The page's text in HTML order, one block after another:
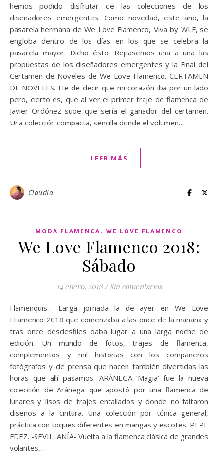
hemos podido disfrutar de las colecciones de los
diseñadores emergentes. Como novedad, este año, la
pasarela hermana de We Love Flamenco, Viva by WLF, se
engloba dentro de los días en los que se celebra la
pasarela mayor. Dicho ésto. Repasemos una a una las
propuestas de los diseñadores emergentes y la Final del
Certamen de Noveles de We Love Flamenco. CERTAMEN
DE NOVELES. He de decir que mi corazón iba por un lado
pero, cierto es, que al ver el primer traje de flamenca de
Javier Ordóñez supe que sería el ganador del certamen.
Una colección compacta, sencilla donde el volumen…
LEER MÁS
Claudia
MODA FLAMENCA, WE LOVE FLAMENCO
We Love Flamenco 2018:
Sábado
14 enero, 2018 / Sin comentarios
Flamenquis… Larga jornada la de ayer en We Love
FLamenco 2018 que comenzaba a las once de la mañana y
tras once desdesfiles daba lugar a una larga noche de
edición. Un mundo de fotos, trajes de flamenca,
complementos y mil historias con los compañeros
fotógrafos y de prensa que hacen también divertidas las
horas que allí pasamos. ARÁNEGA ‘Magia’ fue la nueva
colección de Aránega que apostó por una flamenca de
lunares y lisos de trajes entallados y donde no faltaron
diseños a la cintura. Una colección por tónica general,
práctica con toques diferentes en mangas y escotes. PEPE
FDEZ. -SEVILLANÍA- Vuelta a la flamenca clásica de grandes
volantes,…